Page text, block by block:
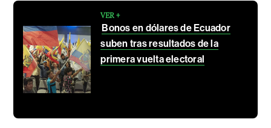
VER +
Bonos en dólares de Ecuador
suben tras resultados de la
primera vuelta electoral